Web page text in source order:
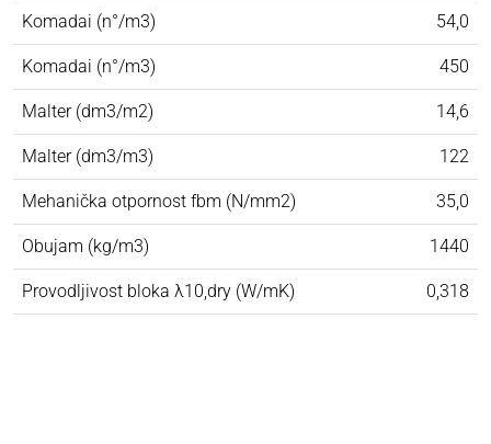
Komadai (n°/m3) 54,0
Komadai (n°/m3) 450
Malter (dm3/m2) 14,6
Malter (dm3/m3) 122
Mehanička otpornost fbm (N/mm2) 35,0
Obujam (kg/m3) 1440
Provodljivost bloka λ10,dry (W/mK) 0,318